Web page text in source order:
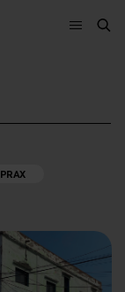
Menü
PRAX